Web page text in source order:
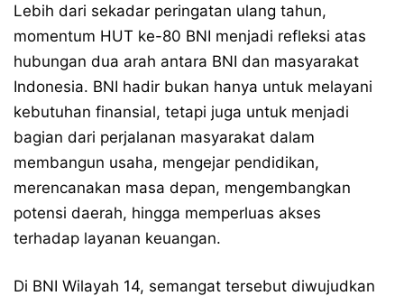
Lebih dari sekadar peringatan ulang tahun,
momentum HUT ke-80 BNI menjadi refleksi atas
hubungan dua arah antara BNI dan masyarakat
Indonesia. BNI hadir bukan hanya untuk melayani
kebutuhan finansial, tetapi juga untuk menjadi
bagian dari perjalanan masyarakat dalam
membangun usaha, mengejar pendidikan,
merencanakan masa depan, mengembangkan
potensi daerah, hingga memperluas akses
terhadap layanan keuangan.
Di BNI Wilayah 14, semangat tersebut diwujudkan